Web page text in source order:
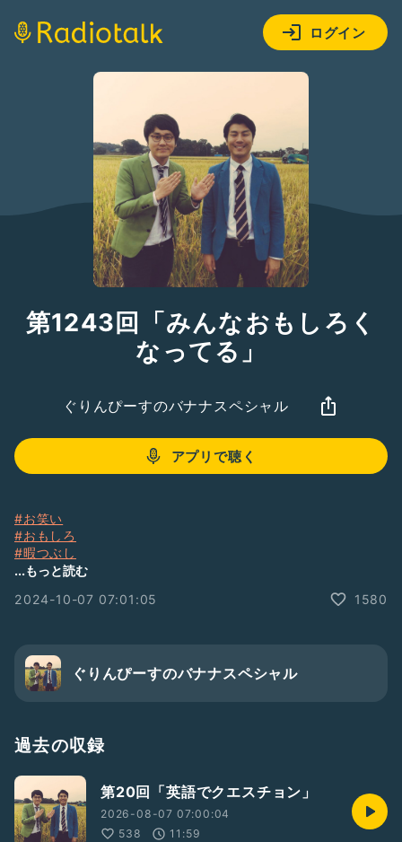
ログイン
第1243回「みんなおもしろく
なってる」
ぐりんぴーすのバナナスペシャル
アプリで聴く
#お笑い
#おもしろ
#暇つぶし
#ぐりバナ
...もっと読む
2024-10-07 07:01:05
1580
ぐりんぴーすのバナナスペシャル
過去の収録
第20回「英語でクエスチョン」
2026-08-07 07:00:04
538
11:59